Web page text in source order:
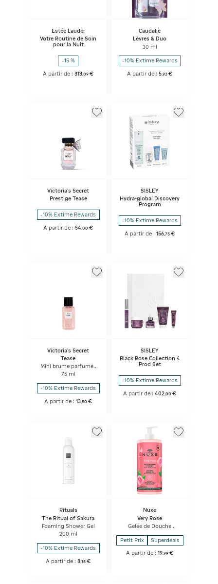
Estée Lauder
Votre Routine de Soin
pour la Nuit
-15 %
A partir de :313,09 €
Caudalie
Lèvres & Duo
30 ml
-10% Extime Rewards
A partir de :5,93 €
Victoria's Secret
Prestige Tease
-10% Extime Rewards
A partir de :54 ,00 €
SISLEY
Hydra-global Discovery
Program
-10% Extime Rewards
A partir de :156 ,75 €
Victoria's Secret
Tease
Mini brume parfumée
de Luxe
75 ml
-10% Extime Rewards
A partir de :13 ,50 €
SISLEY
Black Rose Collection 4
Prod Set
-10% Extime Rewards
A partir de :402 ,00 €
Rituals
The Ritual of Sakura
Foaming Shower Gel
200 ml
-10% Extime Rewards
A partir de :8 ,18 €
Nuxe
Very Rose
Gelée de Douche
Petit Prix
Superdeals
A partir de :19,99 €